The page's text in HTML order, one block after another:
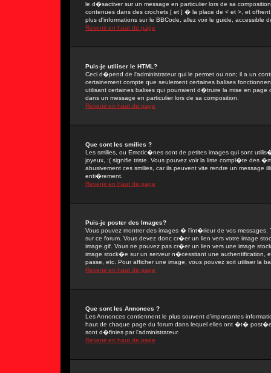
le d�sactiver sur un message en particulier lors de sa
contenues dans des crochets [ et ] � la place de < et >, et
plus d'informations sur le BBCode, allez voir le guide, accessible
Revenir en haut de page
Puis-je utiliser le HTML?
Ceci d�pend de l'administrateur qui le permet ou non; il a un
certainement compte que seulement certaines balises
utilisant certaines balises qui pourraient d�truire la mise en
dans un message en particulier lors de sa composition.
Revenir en haut de page
Que sont les smilies ?
Les smilies, ou Emotic�nes sont de petites images qui sont
joyeux, :( signifie triste. Vous pouvez voir la liste compl�te des
abusivement ces smilies, car ils peuvent vite rendre un
enti�rement.
Revenir en haut de page
Puis-je poster des Images?
Vous pouvez montrer des images � l'int�rieur de vos messages.
sur ce forum. Vous devez donc cr�er un lien vers votre image
image.gif. Vous ne pouvez pas cr�er un lien vers une image
image stock�e sur un serveur n�cessitant une authentification,
passe, etc. Pour afficher une image, vous pouvez soit utiliser la
Revenir en haut de page
Que sont les Annonces ?
Les Annonces contiennent le plus souvent d'importantes
haut de chaque page du forum dans lequel elles ont �t�
sont d�finies par l'administrateur.
Revenir en haut de page